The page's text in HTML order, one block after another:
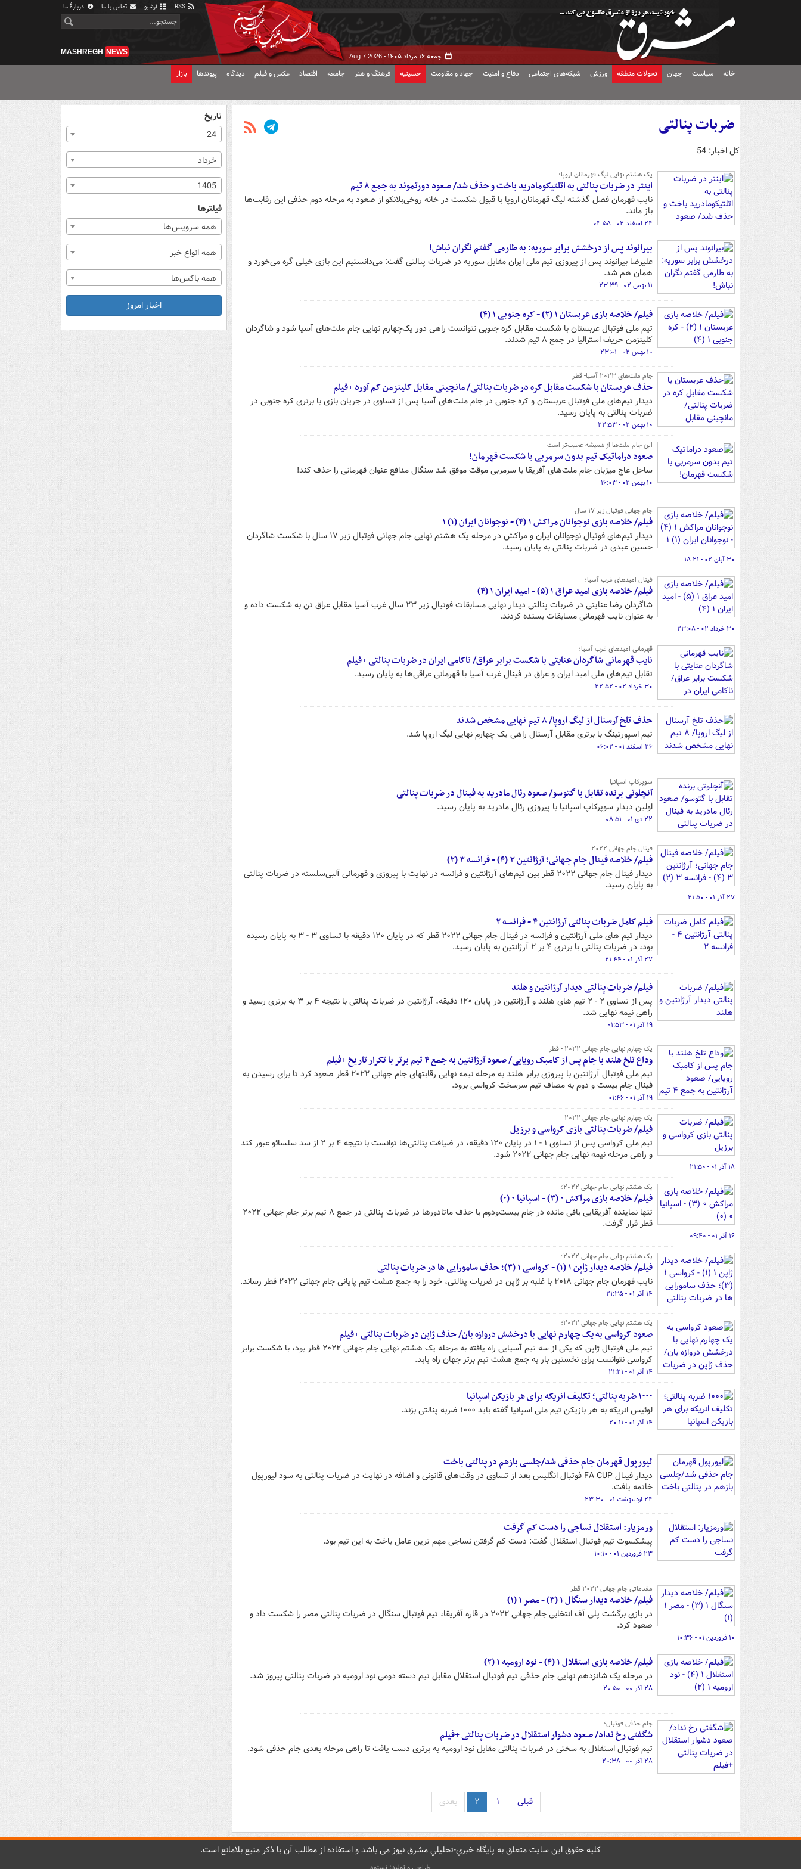
آرشیو تماس با ما دربارهٔ ما
جمعه ۱۶ مرداد ۱۴۰۵ - Aug 7 2026
MASHREGH NEWS
خانه سیاست جهان تحولات منطقه ورزش شبکه‌های اجتماعی دفاع و امنیت جهاد و مقاومت حسینیه فرهنگ و هنر جامعه اقتصاد عکس و فیلم دیدگاه پیوندها بازار
ضربات پنالتی
کل اخبار: 54
یک هشتم نهایی لیگ قهرمانان اروپا؛
اینتر در ضربات پنالتی به اتلتیکومادرید باخت و حذف شد/ صعود دورتموند به جمع ۸ تیم
نایب قهرمان فصل گذشته لیگ قهرمانان اروپا با قبول شکست در خانه روخی‌بلانکو از صعود به مرحله دوم حذفی این رقابت‌ها
باز ماند.
۲۴ اسفند ۰۲ - ۰۴:۵۸
بیرانوند پس از درخشش برابر سوریه: به طارمی گفتم نگران نباش!
علیرضا بیرانوند پس از پیروزی تیم ملی ایران مقابل سوریه در ضربات پنالتی گفت: می‌دانستیم این بازی خیلی گره می‌خورد و
همان هم شد.
۱۱ بهمن ۰۲ - ۲۳:۳۹
فیلم/ خلاصه بازی عربستان ۱ (۲) - کره جنوبی ۱ (۴)
تیم ملی فوتبال عربستان با شکست مقابل کره‌ جنوبی نتوانست راهی دور یک‌چهارم نهایی جام ملت‌های آسیا شود و شاگردان
کلینزمن حریف استرالیا در جمع ۸ تیم شدند.
۱۰ بهمن ۰۲ - ۲۳:۰۱
جام ملت‌های ۲۰۲۳ آسیا- قطر
حذف عربستان با شکست مقابل کره در ضربات پنالتی/ مانچینی مقابل کلینزمن کم آورد +فیلم
دیدار تیم‌های ملی فوتبال عربستان و کره جنوبی در جام ملت‌های آسیا پس از تساوی در جریان بازی با برتری کره جنوبی در
ضربات پنالتی به پایان رسید.
۱۰ بهمن ۰۲ - ۲۲:۵۳
این جام ملت‌ها از همیشه عجیب‌تر است
صعود دراماتیک تیم بدون سرمربی با شکست قهرمان!
ساحل عاج میزبان جام ملت‌های آفریقا با سرمربی موقت موفق شد سنگال مدافع عنوان قهرمانی را حذف کند!
۱۰ بهمن ۰۲ - ۱۶:۰۳
جام جهانی فوتبال زیر ۱۷ سال
فیلم/ خلاصه بازی نوجوانان مراکش ۱ (۴) - نوجوانان ایران (۱) ۱
دیدار تیم‌های فوتبال نوجوانان ایران و مراکش در مرحله یک هشتم نهایی جام جهانی فوتبال زیر ۱۷ سال با شکست شاگردان
حسین عبدی در ضربات پنالتی به پایان رسید.
۳۰ آبان ۰۲ - ۱۸:۲۱
فینال امیدهای غرب آسیا؛
فیلم/ خلاصه بازی امید عراق ۱ (۵) - امید ایران ۱ (۴)
شاگردان رضا عنایتی در ضربات پنالتی دیدار نهایی مسابقات فوتبال زیر ۲۳ سال غرب آسیا مقابل عراق تن به شکست داده و
به عنوان نایب قهرمانی مسابقات بسنده کردند.
۳۰ خرداد ۰۲ - ۲۳:۰۸
قهرمانی امیدهای غرب آسیا؛
نایب قهرمانی شاگردان عنایتی با شکست برابر عراق/ ناکامی ایران در ضربات پنالتی +فیلم
تقابل تیم‌های ملی امید ایران و عراق در فینال غرب آسیا با قهرمانی عراقی‌ها به پایان رسید.
۳۰ خرداد ۰۲ - ۲۲:۵۲
حذف تلخ آرسنال از لیگ اروپا/ ۸ تیم نهایی مشخص شدند
تیم اسپورتینگ با برتری مقابل آرسنال راهی یک چهارم نهایی لیگ اروپا شد.
۲۶ اسفند ۰۱ - ۰۶:۰۲
سوپرکاپ اسپانیا
آنچلوتی برنده تقابل با گتوسو/ صعود رئال مادرید به فینال در ضربات پنالتی
اولین دیدار سوپرکاپ اسپانیا با پیروزی رئال مادرید به پایان رسید.
۲۲ دی ۰۱ - ۰۸:۵۱
فینال جام جهانی ۲۰۲۲
فیلم/ خلاصه فینال جام جهانی؛ آرژانتین ۳ (۴) - فرانسه ۳ (۲)
دیدار فینال جام جهانی ۲۰۲۲ قطر بین تیم‌های آرژانتین و فرانسه در نهایت با پیروزی و قهرمانی آلبی‌سلسته در ضربات پنالتی
به پایان رسید.
۲۷ آذر ۰۱ - ۲۱:۵۰
فیلم کامل ضربات پنالتی آرژانتین ۴ - فرانسه ۲
دیدار تیم های ملی آرژانتین و فرانسه در فینال جام جهانی ۲۰۲۲ قطر که در پایان ۱۲۰ دقیقه با تساوی ۳ - ۳ به پایان رسیده
بود، در ضربات پنالتی با برتری ۴ بر ۲ آرژانتین به پایان رسید.
۲۷ آذر ۰۱ - ۲۱:۴۴
فیلم/ ضربات پنالتی دیدار آرژانتین و هلند
پس از تساوی ۲ - ۲ تیم های هلند و آرژانتین در پایان ۱۲۰ دقیقه، آرژانتین در ضربات پنالتی با نتیجه ۴ بر ۳ به برتری رسید و
راهی نیمه نهایی شد.
۱۹ آذر ۰۱ - ۰۱:۵۳
یک چهارم نهایی جام جهانی ۲۰۲۲ - قطر
وداع تلخ هلند با جام پس از کامبک رویایی/ صعود آرژانتین به جمع ۴ تیم برتر با تکرار تاریخ +فیلم
تیم ملی فوتبال آرژانتین با پیروزی برابر هلند به مرحله نیمه نهایی رقابتهای جام جهانی ۲۰۲۲ قطر صعود کرد تا برای رسیدن به
فینال جام بیست و دوم به مصاف تیم سرسخت کرواسی برود.
۱۹ آذر ۰۱ - ۰۱:۴۶
یک چهارم نهایی جام جهانی ۲۰۲۲
فیلم/ ضربات پنالتی بازی کرواسی و برزیل
تیم ملی کرواسی پس از تساوی ۱ - ۱ در پایان ۱۲۰ دقیقه، در ضیافت پنالتی‌ها توانست با نتیجه ۴ بر ۲ از سد سلسائو عبور کند
و راهی مرحله نیمه نهایی جام جهانی ۲۰۲۲ شود.
۱۸ آذر ۰۱ - ۲۱:۵۰
یک هشتم نهایی جام جهانی ۲۰۲۲؛
فیلم/ خلاصه بازی مراکش ۰ (۳) - اسپانیا ۰ (۰)
تنها نماینده آفریقایی باقی مانده در جام بیست‌ودوم با حذف ماتادورها در ضربات پنالتی در جمع ۸ تیم برتر جام جهانی ۲۰۲۲
قطر قرار گرفت.
۱۶ آذر ۰۱ - ۰۹:۴۰
یک هشتم نهایی جام جهانی ۲۰۲۲؛
فیلم/ خلاصه دیدار ژاپن ۱ (۱) - کرواسی ۱ (۳)؛ حذف سامورایی ها در ضربات پنالتی
نایب قهرمان جام جهانی ۲۰۱۸ با غلبه بر ژاپن در ضربات پنالتی، خود را به جمع هشت تیم پایانی جام جهانی ۲۰۲۲ قطر رساند.
۱۴ آذر ۰۱ - ۲۱:۳۵
یک هشتم نهایی جام جهانی ۲۰۲۲؛
صعود کرواسی به یک چهارم نهایی با درخشش دروازه بان/ حذف ژاپن در ضربات پنالتی +فیلم
تیم ملی فوتبال ژاپن که یکی از سه تیم آسیایی راه یافته به مرحله یک هشتم نهایی جام جهانی ۲۰۲۲ قطر بود، با شکست برابر
کرواسی نتوانست برای نخستین بار به جمع هشت تیم برتر جهان راه یابد.
۱۴ آذر ۰۱ - ۲۱:۲۱
۱۰۰۰ ضربه پنالتی؛ تکلیف انریکه برای هر بازیکن اسپانیا
لوئیس انریکه به هر بازیکن تیم ملی اسپانیا گفته باید ۱۰۰۰ ضربه پنالتی بزند.
۱۴ آذر ۰۱ - ۲۰:۱۱
لیورپول قهرمان جام حذفی شد/چلسی بازهم در پنالتی باخت
دیدار فینال FA CUP فوتبال انگلیس بعد از تساوی در وقت‌های قانونی و اضافه در نهایت در ضربات پنالتی به سود لیورپول
خاتمه یافت.
۲۴ اردیبهشت ۰۱ - ۲۳:۳۰
ورمزیار: استقلال نساجی را دست کم گرفت
پیشکسوت تیم فوتبال استقلال گفت: دست کم گرفتن نساجی مهم ترین عامل باخت به این تیم بود.
۲۳ فروردین ۰۱ - ۱۰:۱۰
مقدماتی جام جهانی ٢٠٢٢ قطر
فیلم/ خلاصه دیدار سنگال ۱ (۳) - مصر ۱ (۱)
در بازی برگشت پلی آف انتخابی جام جهانی ۲۰۲۲ در قاره آفریقا، تیم فوتبال سنگال در ضربات پنالتی مصر را شکست داد و
صعود کرد.
۱۰ فروردین ۰۱ - ۱۰:۳۶
فیلم/ خلاصه بازی استقلال ۱ (۴) - نود ارومیه ۱ (۲)
در مرحله یک شانزدهم نهایی جام حذفی تیم فوتبال استقلال مقابل تیم دسته دومی نود ارومیه در ضربات پنالتی پیروز شد.
۲۸ آذر ۰۰ - ۲۰:۵۰
جام حذفی فوتبال؛
شگفتی رخ نداد/ صعود دشوار استقلال در ضربات پنالتی +فیلم
تیم فوتبال استقلال به سختی در ضربات پنالتی مقابل نود ارومیه به برتری دست یافت تا راهی مرحله بعدی جام حذفی شود.
۲۸ آذر ۰۰ - ۲۰:۳۸
قبلی ۱ ۲ بعدی
تاریخ
24
خرداد
1405
فیلترها
همه سرویس‌ها
همه انواع خبر
همه باکس‌ها
اخبار امروز
کليه حقوق اين سايت متعلق به پایگاه خبري-تحليلي مشرق نيوز می باشد و استفاده از مطالب آن با ذکر منبع بلامانع است.